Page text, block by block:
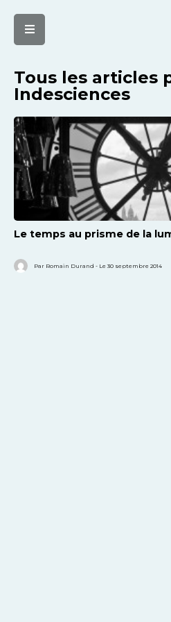
Tous les articles
Indesciences
Le temps au prisme de la
Par Romain Durand - Le 30 septembre 2014